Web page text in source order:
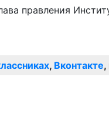
правления
, Вконтакте,